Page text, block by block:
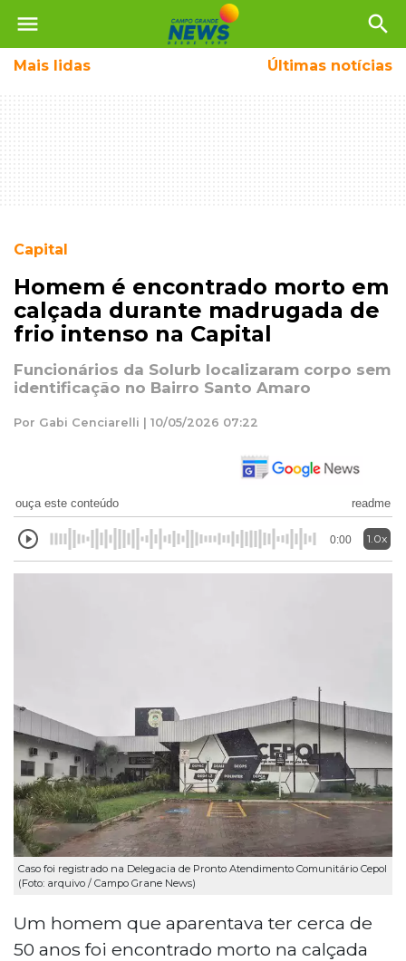
menu search
Mais lidas Últimas notícias
Capital
Homem é encontrado morto em
calçada durante madrugada de
frio intenso na Capital
Funcionários da Solurb localizaram corpo sem
identificação no Bairro Santo Amaro
Por Gabi Cenciarelli | 10/05/2026 07:22
ouça este conteúdo readme
0:00 1.0x
Caso foi registrado na Delegacia de Pronto Atendimento Comunitário Cepol
(Foto: arquivo / Campo Grane News)
Um homem que aparentava ter cerca de
50 anos foi encontrado morto na calçada